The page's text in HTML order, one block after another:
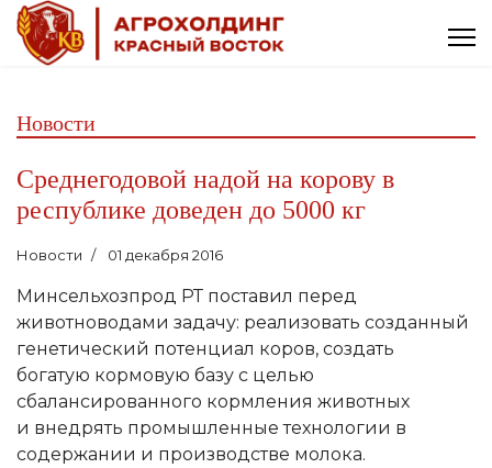
Новости
Среднегодовой надой на корову в
республике доведен до 5000 кг
Новости 01 декабря 2016
Минсельхозпрод РТ поставил перед
животноводами задачу: реализовать созданный
генетический потенциал коров, создать
богатую кормовую базу с целью
сбалансированного кормления животных
и внедрять промышленные технологии в
содержании и производстве молока.